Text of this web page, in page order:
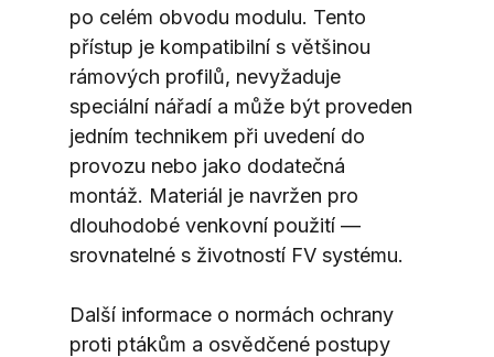
po celém obvodu modulu. Tento
přístup je kompatibilní s většinou
rámových profilů, nevyžaduje
speciální nářadí a může být proveden
jedním technikem při uvedení do
provozu nebo jako dodatečná
montáž. Materiál je navržen pro
dlouhodobé venkovní použití —
srovnatelné s životností FV systému.
Další informace o normách ochrany
proti ptákům a osvědčené postupy